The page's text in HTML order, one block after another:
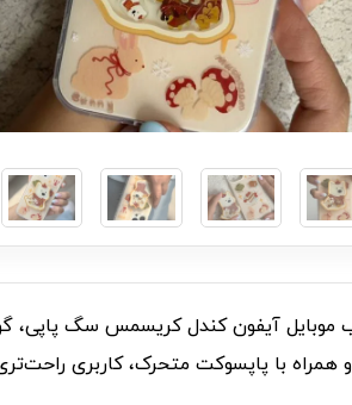
موبایل آیفون کندل کریسمس سگ پاپی،
همراه با پاپسوکت متحرک، کاربری